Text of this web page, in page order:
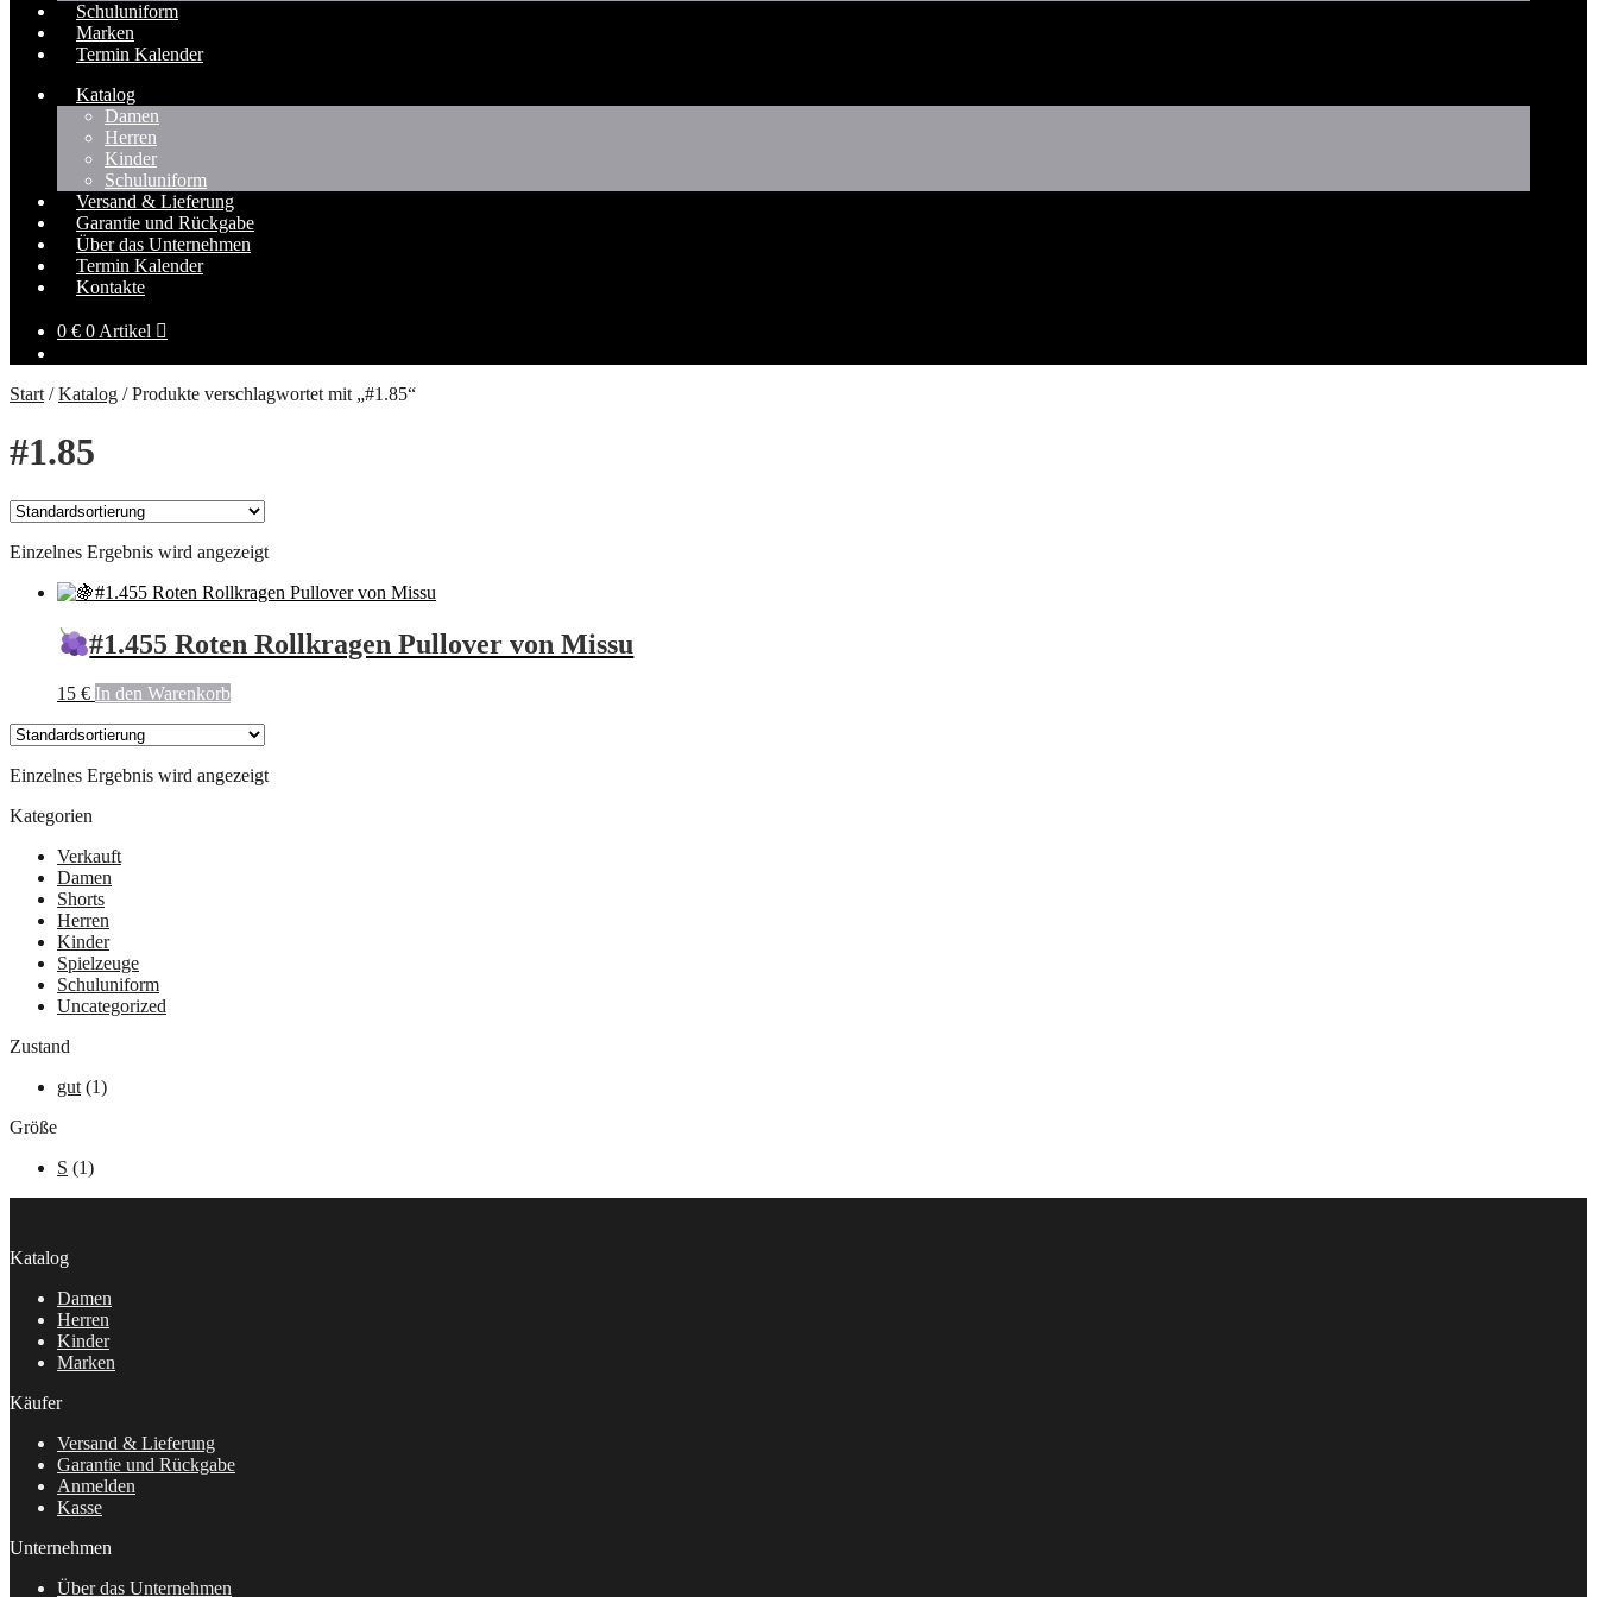
Schuluniform
Marken
Termin Kalender
Katalog
Damen
Herren
Kinder
Schuluniform
Versand & Lieferung
Garantie und Rückgabe
Über das Unternehmen
Termin Kalender
Kontakte
0 € 0 Artikel
Start /Katalog /Produkte verschlagwortet mit „#1.85“
#1.85
Einzelnes Ergebnis wird angezeigt
#1.455 Roten Rollkragen Pullover von Missu
15 € In den Warenkorb
Einzelnes Ergebnis wird angezeigt
Kategorien
Verkauft
Damen
Shorts
Herren
Kinder
Spielzeuge
Schuluniform
Uncategorized
Zustand
gut (1)
Größe
S (1)
Katalog
Damen
Herren
Kinder
Marken
Käufer
Versand & Lieferung
Garantie und Rückgabe
Anmelden
Kasse
Unternehmen
Über das Unternehmen